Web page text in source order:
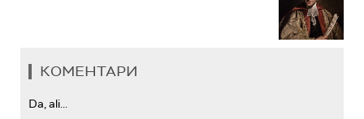
КОМЕНТАРИ
Da, ali...